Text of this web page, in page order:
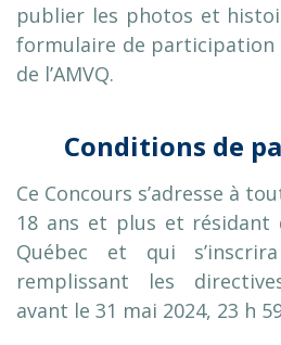
publier les photos et
formulaire de participation
de l’AMVQ.
Conditions de
Ce Concours s’adresse à
18 ans et plus et résidant
Québec et qui
remplissant les
avant le 31 mai 2024, 23 h